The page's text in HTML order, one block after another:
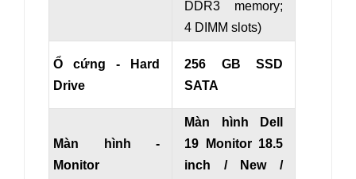
DDR3 memory;
4 DIMM slots)
Ổ cứng - Hard
Drive
256 GB SSD
SATA
Màn hình -
Monitor
Màn hình Dell
19 Monitor 18.5
inch / New /